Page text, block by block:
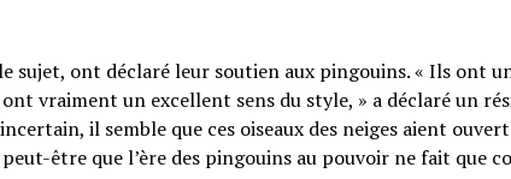
sujet, ont déclaré leur soutien aux pingouins. « Ils ont
vraiment un excellent sens du style, » a déclaré un
il semble que ces oiseaux des neiges aient
être que l’ère des pingouins au pouvoir ne fait que